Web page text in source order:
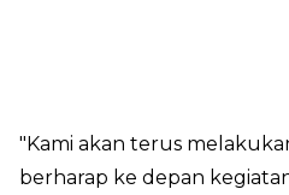
"Kami akan terus
berharap ke depan